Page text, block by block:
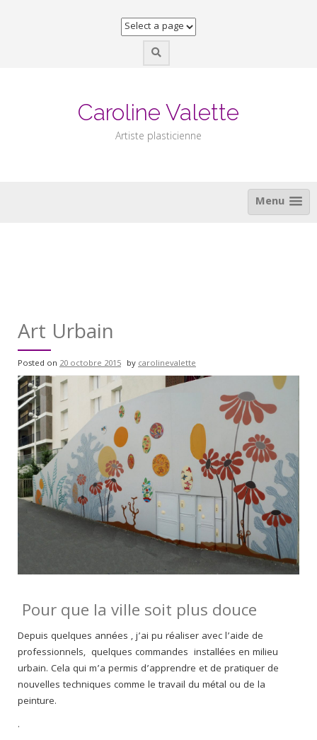
Caroline Valette
Artiste plasticienne
Menu
Art Urbain
Posted on 20 octobre 2015 bycarolinevalette
Pour que la ville soit plus douce
Depuis quelques années , j’ai pu réaliser avec l’aide de
professionnels, quelques commandes installées en milieu
urbain. Cela qui m’a permis d’apprendre et de pratiquer de
nouvelles techniques comme le travail du métal ou de la
peinture.
.